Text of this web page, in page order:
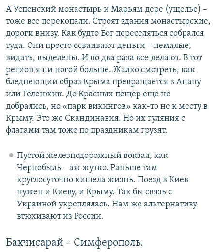
щ
и
й
с
л
а
й
д
и
й
с
л
а
й
д
А Успенский монастырь и Марьям дере (ущелье) –
тоже все перекопали. Строят здания монастырские,
дороги внизу. Как будто Бог переселяться собрался
туда. Они просто осваивают деньги – немалые,
видать, выделены. И по два раза все делают. В тот
регион я ни ногой больше. Жалко смотреть, как
бледнеющий образ Крыма превращается в Анапу
или Геленжик. До Красных пещер еще не
добрались, но «парк викингов» как-то не к месту в
Крыму. Это же Скандинавия. Но их гуляния с
флагами там тоже по праздникам грузят.
Пустой железнодорожный вокзал, как
Чернобыль – аж жутко. Раньше там
круглосуточно кишела жизнь. Поезд в Киев
нужен и Киеву, и Крыму. Так бы связь с
Украиной укреплялась. Нам же альтернативу
втюхивают из России.
Бахчисарай – Симферополь.